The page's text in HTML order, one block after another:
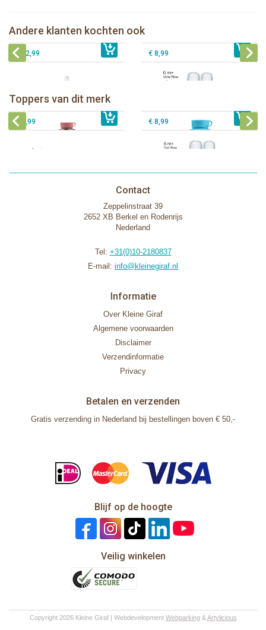
Andere klanten kochten ook
€ 8,99
Pura thermos speenfles 260 ml +
aqua sleeve
€ 32,99 € 8,99
Toppers van dit merk
Pura thermos sportfles 475 ml +
unicorn sleeve
€ 40,99
Pura Sportfles 550 ml + Aqua sleeve
Pura silicone tuit 2 stuks
€ 9,99 € 8,99
Contact
Zeppelinstraat 39
2652 XB Berkel en Rodenrijs
Nederland
Tel: +31(0)10-2180837
E-mail: info@kleinegiraf.nl
Informatie
Over Kleine Giraf
Algemene voorwaarden
Disclaimer
Verzendinformatie
Privacy
Betalen en verzenden
Gratis verzending in Nederland bij bestellingen boven € 50,-
Blijf op de hoogte
Veilig winkelen
Copyright 2026 Kleine Giraf | Webdevelopment Webparking&Artylicious